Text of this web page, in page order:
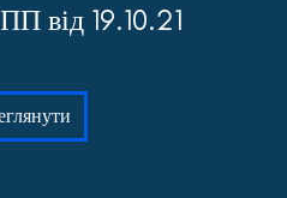
від 19.10.21